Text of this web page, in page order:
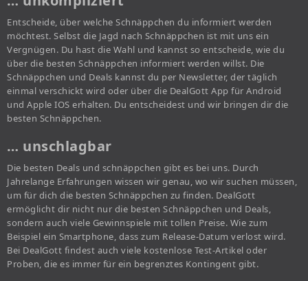
Entscheide, über welche Schnäppchen du informiert werden
möchtest. Selbst die Jagd nach Schnäppchen ist mit uns ein
Vergnügen. Du hast die Wahl und kannst so entscheide, wie du
über die besten Schnäppchen informiert werden willst. Die
Schnäppchen und Deals kannst du per Newsletter, der täglich
einmal verschickt wird oder über die DealGott App für Android
und Apple IOS erhalten. Du entscheidest und wir bringen dir die
besten Schnäppchen.
… unschlagbar
Die besten Deals und schnäppchen gibt es bei uns. Durch
Jahrelange Erfahrungen wissen wir genau, wo wir suchen müssen,
um für dich die besten Schnäppchen zu finden. DealGott
ermöglicht dir nicht nur die besten Schnäppchen und Deals,
sondern auch viele Gewinnspiele mit tollen Preise. Wie zum
Beispiel ein Smartphone, dass zum Release-Datum verlost wird.
Bei DealGott findest auch viele kostenlose Test-Artikel oder
Proben, die es immer für ein begrenztes Kontingent gibt.